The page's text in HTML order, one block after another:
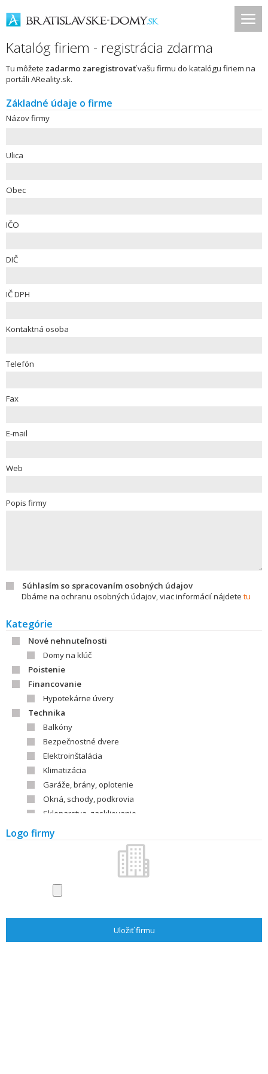
Katalóg firiem - registrácia zdarma
Tu môžete zadarmo zaregistrovaťvašu firmu do katalógu firiem na
portáli AReality.sk.
Základné údaje o firme
Názov firmy
Ulica
Obec
IČO
DIČ
IČ DPH
Kontaktná osoba
Telefón
Fax
E-mail
Web
Popis firmy
Súhlasím so spracovaním osobných údajov
Dbáme na ochranu osobných údajov, viac informácií nájdete tu
Kategórie
Nové nehnuteľnosti
Domy na klúč
Poistenie
Financovanie
Hypotekárne úvery
Technika
Balkóny
Bezpečnostné dvere
Elektroinštalácia
Klimatizácia
Garáže, brány, oplotenie
Okná, schody, podkrovia
Sklenarstva, zasklievanie
Alarmy a zabezpečenie
Úprava a čistenie vody
Výťahy
Výstavy a veľtrhy
Stavebné firmy
Logo firmy